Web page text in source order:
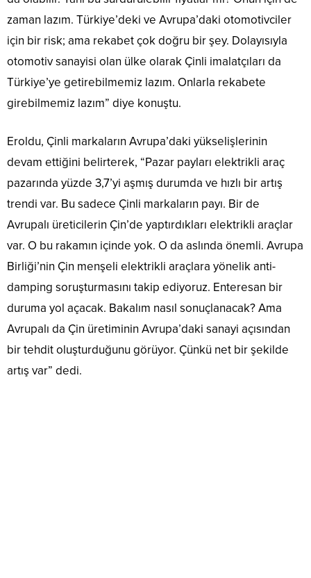
zaman lazım. Türkiye’deki ve Avrupa’daki otomotivciler
için bir risk; ama rekabet çok doğru bir şey. Dolayısıyla
otomotiv sanayisi olan ülke olarak Çinli imalatçıları da
Türkiye’ye getirebilmemiz lazım. Onlarla rekabete
girebilmemiz lazım” diye konuştu.
Eroldu, Çinli markaların Avrupa’daki yükselişlerinin
devam ettiğini belirterek, “Pazar payları elektrikli araç
pazarında yüzde 3,7’yi aşmış durumda ve hızlı bir artış
trendi var. Bu sadece Çinli markaların payı. Bir de
Avrupalı üreticilerin Çin’de yaptırdıkları elektrikli araçlar
var. O bu rakamın içinde yok. O da aslında önemli. Avrupa
Birliği’nin Çin menşeli elektrikli araçlara yönelik anti-
damping soruşturmasını takip ediyoruz. Enteresan bir
duruma yol açacak. Bakalım nasıl sonuçlanacak? Ama
Avrupalı da Çin üretiminin Avrupa’daki sanayi açısından
bir tehdit oluşturduğunu görüyor. Çünkü net bir şekilde
artış var” dedi.